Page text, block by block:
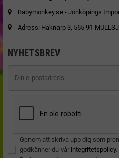
Babymonkey.se - Jönköpings
Adress: Håknarp 3, 565 91
NYHETSBREV
Genom att skriva upp dig som
godkänner du vår integritetspolicy.